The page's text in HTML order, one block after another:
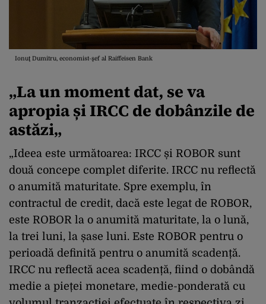
Ionuţ Dumitru, economist-şef al Raiffeisen Bank
„La un moment dat, se va
apropia șiIRCC de dobânzile de
astăzi„
„Ideea este următoarea: IRCC și ROBOR sunt
două concepe complet diferite. IRCC nu reflectă
o anumită maturitate. Spre exemplu, în
contractul de credit, dacă este legat de ROBOR,
este ROBOR la o anumită maturitate, la o lună,
la trei luni, la șase luni. Este ROBOR pentru o
perioadă definită pentru o anumită scadență.
IRCC nu reflectă acea scadență, fiind o dobândă
medie a pieței monetare, medie-ponderată cu